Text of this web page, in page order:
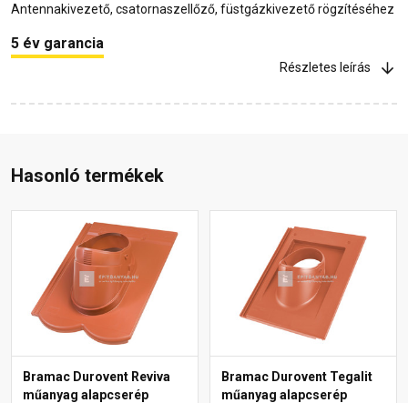
Antennakivezető, csatornaszellőző, füstgázkivezető rögzítéséhez
5 év garancia
Részletes leírás
Hasonló termékek
Bramac Durovent Reviva
műanyag alapcserép
Bramac Durovent Tegalit
műanyag alapcserép